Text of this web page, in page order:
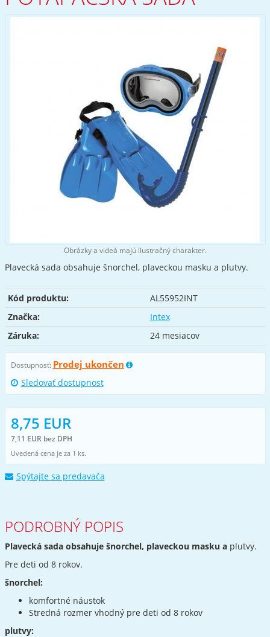
Obrázky a videá majú ilustračný charakter.
Plavecká sada obsahuje šnorchel, plaveckou masku a plutvy.
Kód produktu:
AL55952INT
Značka:
Intex
Záruka:
24 mesiacov
Dostupnosť: Prodej ukončen
Sledovať dostupnost
8,75 EUR
7,11 EUR bez DPH
Uvedená cena je za 1 ks.
Spýtajte sa predavača
PODROBNÝ POPIS
Plavecká sada obsahuje šnorchel, plaveckou masku aplutvy.
Pre deti od 8 rokov.
šnorchel:
komfortné náustok
Stredná rozmer vhodný pre deti od 8 rokov
plutvy: